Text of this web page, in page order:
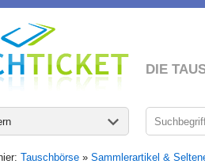
DIE
Tauschbörse » Sammlerartikel &